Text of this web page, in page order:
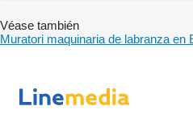
Véase también
Muratori maquinaria de labranza en